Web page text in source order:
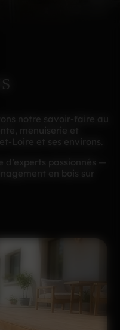
notre savoir-faire au
menuiserie et
Loire et ses environs.
passionnés —
en bois sur